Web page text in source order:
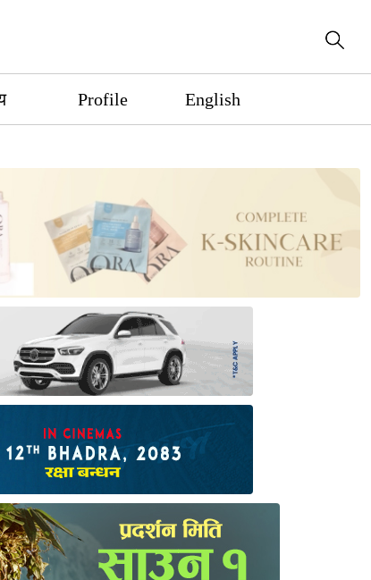
Profile English